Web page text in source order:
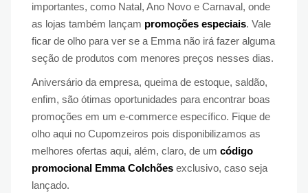
importantes, como Natal, Ano Novo e Carnaval, onde
as lojas também lançam promoções especiais. Vale
ficar de olho para ver se a Emma não irá fazer alguma
seção de produtos com menores preços nesses dias.
Aniversário da empresa, queima de estoque, saldão,
enfim, são ótimas oportunidades para encontrar boas
promoções em um e-commerce específico. Fique de
olho aqui no Cupomzeiros pois disponibilizamos as
melhores ofertas aqui, além, claro, de um código
promocional Emma Colchões exclusivo, caso seja
lançado.